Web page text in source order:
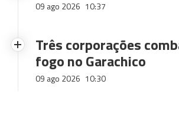
09 ago 2026 10:37
Três corporações
fogo no Garachico
09 ago 2026 10:30